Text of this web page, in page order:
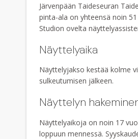
Järvenpään Taideseuran
pinta-ala on yhteensä noin
Studion ovelta
Näyttelyaika
Näyttelyjakso kestää kolme
sulkeutumisen jälkeen.
Näyttelyn
Näyttelyaikoja on noin 17
loppuun mennessä.